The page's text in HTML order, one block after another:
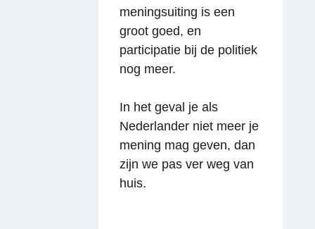
meningsuiting is een
groot goed, en
participatie bij de politiek
nog meer.
In het geval je als
Nederlander niet meer je
mening mag geven, dan
zijn we pas ver weg van
huis.